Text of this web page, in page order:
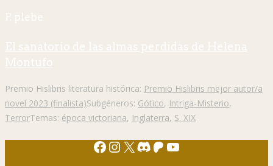
P. plebe
El sanatorio de las almas perdidas de Helena
Montufo
Premio Hislibris literatura histórica: Premio Hislibris mejor autor/a
novel 2023 (finalista)Subgéneros: Gótico, Intriga-Misterio,
TerrorTemas: época victoriana, Inglaterra, S. XIX
Facebook
Instagram
X Discord
Patreon
YouTube